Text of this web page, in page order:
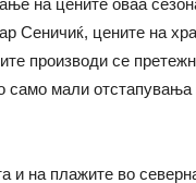
на цените оваа
Сеничиќ, цените на
производи се
само мали отстапувања
и на плажите во